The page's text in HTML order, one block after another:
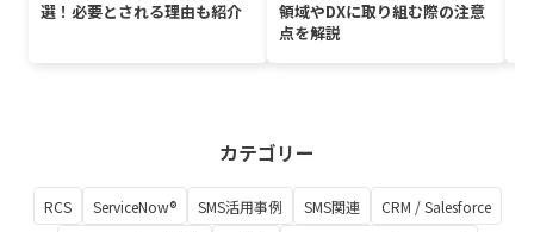
選！必要とされる理由も紹介
領域やDXに取り組む際の注意
点を解説
カテゴリー
RCS ServiceNow® SMS活用事例 SMS関連
CRM / Salesforce